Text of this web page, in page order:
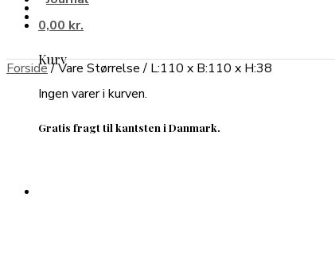
0,00 kr.
Kurv
Ingen varer i kurven.
Gratis fragt til kantsten i Danmark.
Forside /Vare Størrelse/ L:110 x B:110 x H:38